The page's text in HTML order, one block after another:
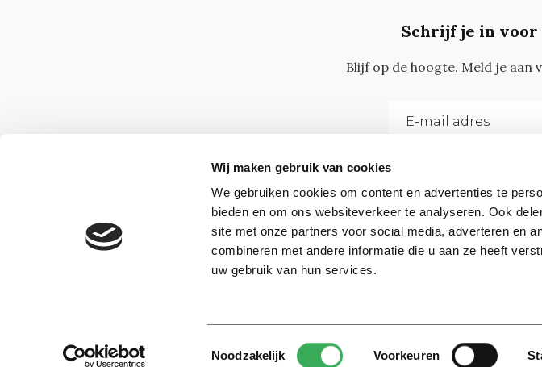
Wij maken gebruik van cookies
We gebruiken cookies om content en advertenties te
bieden en om ons websiteverkeer te analyseren. Ook
site met onze partners voor social media, adverteren en
combineren met andere informatie die u aan ze heeft
uw gebruik van hun services.
Toestemmingsselectie
Noodzakelijk Voorkeuren
Schrijf je in
Blijf op de hoogte. Meld je aan
Vragen, opmerkingen
© 2026 -Over ons Adverteren Werken bij Contact